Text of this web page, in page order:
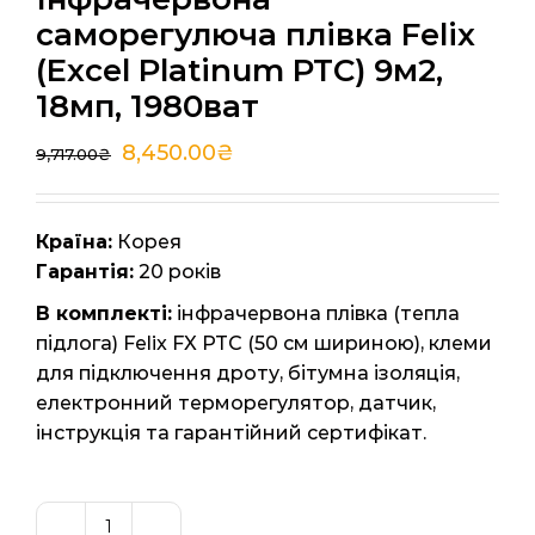
саморегулюча плівка Felix
(Excel Platinum PTC) 9м2,
18мп, 1980ват
9,717.00₴ 8,450.00₴
Країна: Корея
Гарантія: 20 років
В комплекті: інфрачервона плівка (тепла
підлога) Felix FX PTC (50 см шириною), клеми
для підключення дроту, бітумна ізоляція,
електронний терморегулятор, датчик,
інструкція та гарантійний сертифікат.